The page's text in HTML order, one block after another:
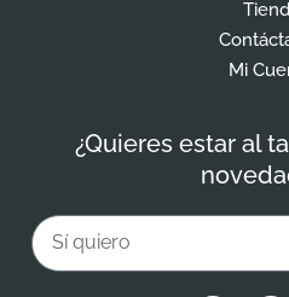
Mi
¿Quieres estar al
Email